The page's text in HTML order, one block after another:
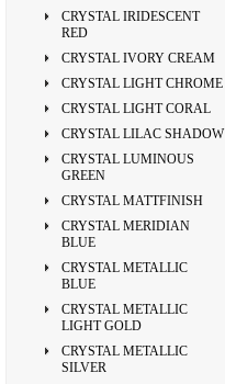
CRYSTAL IRIDESCENT
RED
CRYSTAL IVORY CREAM
CRYSTAL LIGHT CHROME
CRYSTAL LIGHT CORAL
CRYSTAL LILAC SHADOW
CRYSTAL LUMINOUS
GREEN
CRYSTAL MATTFINISH
CRYSTAL MERIDIAN
BLUE
CRYSTAL METALLIC
BLUE
CRYSTAL METALLIC
LIGHT GOLD
CRYSTAL METALLIC
SILVER